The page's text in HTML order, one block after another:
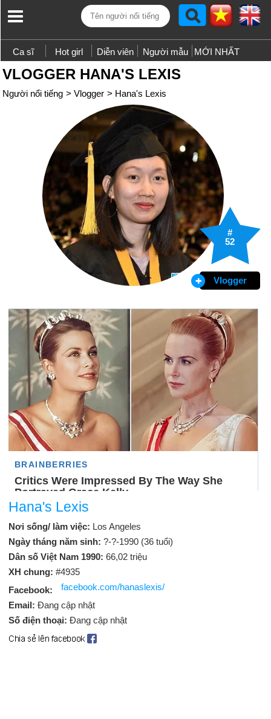
Ca sĩ Hot girl Diễn viên Người mẫu MỚI NHẤT
VLOGGER HANA'S LEXIS
Người nổi tiếng > Vlogger > Hana's Lexis
#
52
Vlogger
Hana's Lexis
Nơi sống/ làm việc: Los Angeles
Ngày tháng năm sinh: ?-?-1990 (36 tuổi)
Dân số Việt Nam 1990: 66,02 triệu
XH chung: #4935
Facebook:
facebook.com/hanaslexis/
Email: Đang cập nhật
Số điện thoại: Đang cập nhật